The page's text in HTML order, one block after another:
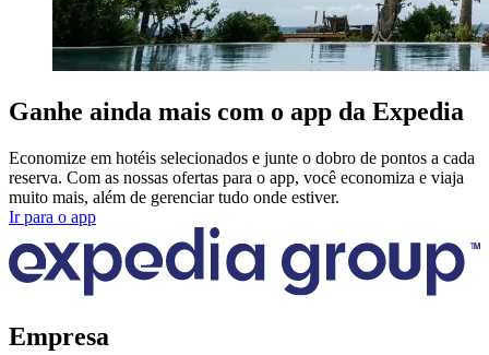
Ganhe ainda mais com o app da Expedia
Economize em hotéis selecionados e junte o dobro de pontos a cada
reserva. Com as nossas ofertas para o app, você economiza e viaja
muito mais, além de gerenciar tudo onde estiver.
Ir para o app
Empresa